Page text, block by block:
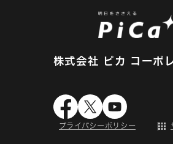
株式会社 ピカ コーポ
プライバシーポリシー